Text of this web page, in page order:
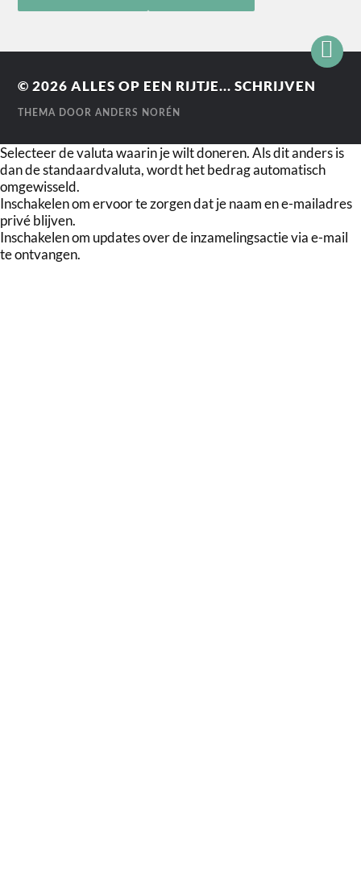
© 2026ALLES OP EEN RIJTJE... SCHRIJVEN
THEMA DOORANDERS NORÉN
Selecteer de valuta waarin je wilt doneren. Als dit anders is
dan de standaardvaluta, wordt het bedrag automatisch
omgewisseld.
Inschakelen om ervoor te zorgen dat je naam en e-mailadres
privé blijven.
Inschakelen om updates over de inzamelingsactie via e-mail
te ontvangen.